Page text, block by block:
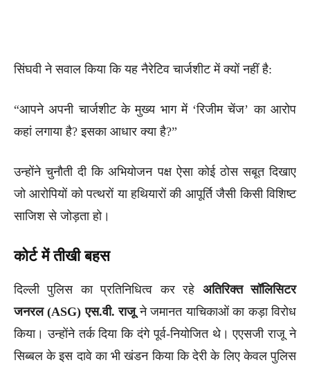
सिंघवी ने सवाल किया कि यह नैरेटिव चार्जशीट में क्यों नहीं है:
“आपने अपनी चार्जशीट के मुख्य भाग में ‘रिजीम चेंज’ का आरोप
कहां लगाया है? इसका आधार क्या है?”
उन्होंने चुनौती दी कि अभियोजन पक्ष ऐसा कोई ठोस सबूत दिखाए
जो आरोपियों को पत्थरों या हथियारों की आपूर्ति जैसी किसी विशिष्ट
साजिश से जोड़ता हो।
कोर्ट में तीखी बहस
दिल्ली पुलिस का प्रतिनिधित्व कर रहे अतिरिक्त सॉलिसिटर
जनरल (ASG) एस.वी. राजूने जमानत याचिकाओं का कड़ा विरोध
किया। उन्होंने तर्क दिया कि दंगे पूर्व-नियोजित थे। एएसजी राजू ने
सिब्बल के इस दावे का भी खंडन किया कि देरी के लिए केवल पुलिस